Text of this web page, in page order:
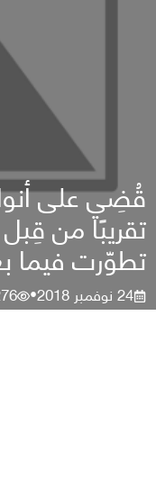
قُضِي على
تقريبًا من
تطوّرت فيما
24 نوفمبر 2018 •